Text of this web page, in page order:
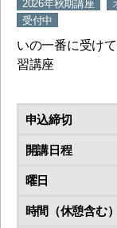
2026年秋期講座
受付中
いの一番に受け
習講座
申込締切
開講日程
曜日
時間（休憩含む）